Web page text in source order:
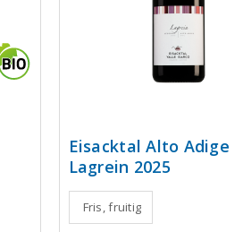
Eisacktal Alto Adige
Lagrein 2025
Fris, fruitig